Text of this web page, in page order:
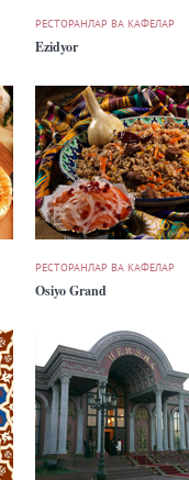
РЕСТОРАНЛАР ВА КАФЕЛАР
Ezidyor
РЕСТОРАНЛАР ВА КАФЕЛАР
Osiyo Grand